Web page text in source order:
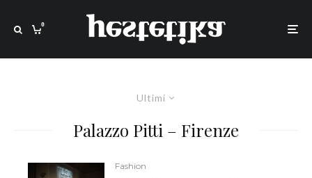
0
Ultimi
Palazzo Pitti – Firenze
Fashion